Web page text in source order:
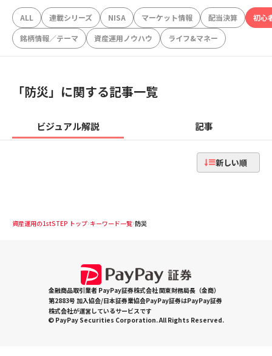
ALL 連載シリーズ NISA マーケット情報 配当決算
初心
銘柄情報／テーマ
資産運用ノウハウ ライフ&マネー
「防災」に関する記事一覧
ビジュアル解説 記事
新しい順
資産運用の1stSTEP トップ キーワード一覧 防災
金融商品取引業者 PayPay証券株式会社 関東財務局長（金商）
第2883号 加入協会/日本証券業協会PayPay証券はPayPay証券
株式会社が運営しているサービスです
© PayPay Securities Corporation. All Rights Reserved.